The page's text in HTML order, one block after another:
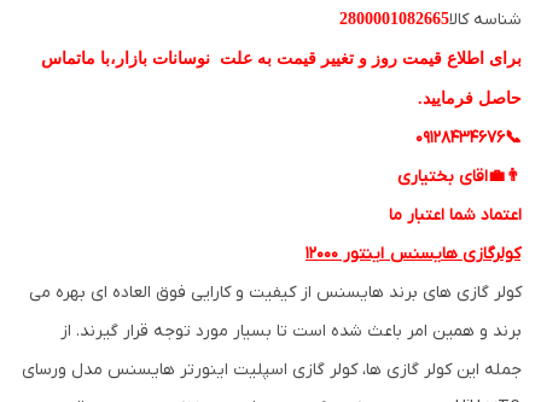
شناسه کالا2800001082665
برای اطلاع قیمت روز و تغییر قیمت به علت نوسانات بازار،با ماتماس
حاصل فرمایید.
📞09128434676
👨‍💼اقای بختیاری
اعتماد شما اعتبار ما
کولرگازی هایسنس اینتور 12000
کولر گازی های برند هایسنس از کیفیت و کارایی فوق العاده ای بهره می
برند و همین امر باعث شده است تا بسیار مورد توجه قرار گیرند. از
جمله این کولر گازی ها، کولر گازی اسپلیت اینورتر هایسنس مدل ورسای